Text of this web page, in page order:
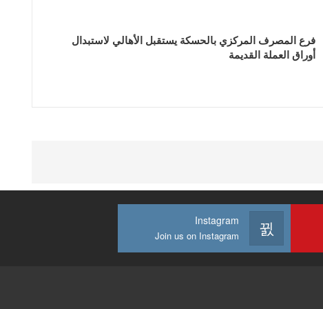
فرع المصرف المركزي بالحسكة يستقبل الأهالي لاستبدال
أوراق العملة القديمة
Instagram
Join us on Instagram